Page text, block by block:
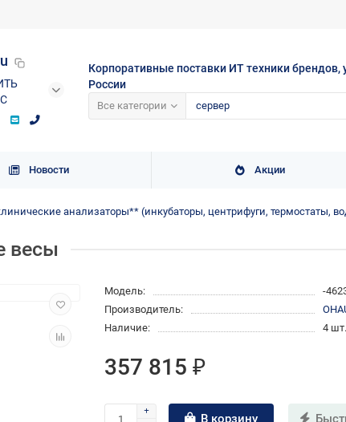
Корпоративные поставки ИТ техники брендов,
России
Все категории
Новости Акции
анализаторы** (инкубаторы, центрифуги, термостаты,
весы
Модель:
-
Производитель:
Наличие:
4 шт.
357 815 ₽
В корзину